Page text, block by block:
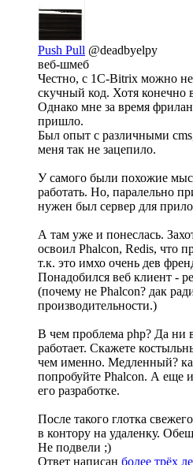
Push Pull @deadbyelpy
веб-шмеб
Честно, с 1C-Bitrix можно
скучный код. Хотя конечно
Однако мне за время
пришло.
Был опыт c различными
меня так не зацепило.
У самого были похожие
работать. Но, паралельно
нужен был сервер для
А там уже и понеслась.
освоил Phalcon, Redis, что
т.к. это имхо очень дев
Понадобился веб клиент -
(почему не Phalcon? дак
производительности.)
В чем проблема php? Да ни
работает. Скажете
чем именно. Медленный?
попробуйте Phalcon. А еще
его разработке.
После такого глотка
в контору на удаленку.
Не подвели ;)
Ответ написан более трёх